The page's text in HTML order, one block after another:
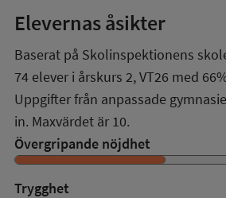
Elevernas åsikter
Baserat på Skolinspektionens
74 elever i årskurs 2,VT26 med
Uppgifter från anpassade
in. Maxvärdet är 10.
Övergripande nöjdhet
Trygghet